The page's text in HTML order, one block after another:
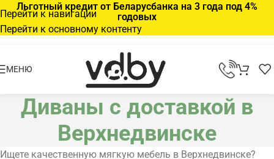
Перейти к навигации
Перейти к основному контенту
Льготный кредит от Беларусбанка на 3 года под 4%
годовых
МЕНЮ
Диваны с доставкой в
Верхнедвинске
Ищете качественную мягкую мебель в Верхнедвинске?